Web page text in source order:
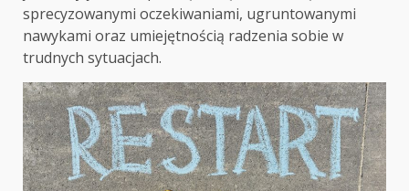
sprecyzowanymi oczekiwaniami, ugruntowanymi
nawykami oraz umiejętnością radzenia sobie w
trudnych sytuacjach.